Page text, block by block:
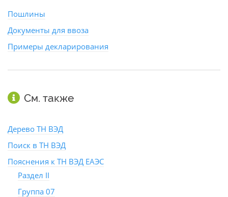
Пошлины
Документы для ввоза
Примеры декларирования
См. также
Дерево ТН ВЭД
Поиск в ТН ВЭД
Пояснения к ТН ВЭД ЕАЭС
Раздел II
Группа 07